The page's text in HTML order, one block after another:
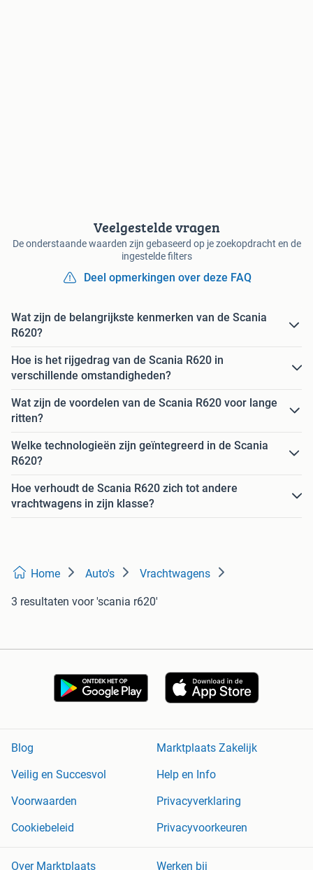
Veelgestelde vragen
De onderstaande waarden zijn gebaseerd op je zoekopdracht en de
ingestelde filters
Deel opmerkingen over deze FAQ
Wat zijn de belangrijkste kenmerken van de Scania
R620?
Hoe is het rijgedrag van de Scania R620 in
verschillende omstandigheden?
Wat zijn de voordelen van de Scania R620 voor lange
ritten?
Welke technologieën zijn geïntegreerd in de Scania
R620?
Hoe verhoudt de Scania R620 zich tot andere
vrachtwagens in zijn klasse?
Home Auto's Vrachtwagens
3 resultaten voor 'scania r620'
Blog
Marktplaats Zakelijk
Veilig en Succesvol
Help en Info
Voorwaarden
Privacyverklaring
Cookiebeleid
Privacyvoorkeuren
Over Marktplaats Werken bij